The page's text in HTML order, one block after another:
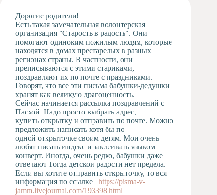
студия
Музыкальное
отделение
Психологическая
Служба
Тьюторская
служба
Дорогие родители!
Есть такая замечательная волонтерская
организация "Старость в радость". Они
помогают одиноким пожилым людям, которые
находятся в домах престарелых в разных
регионах страны. В частности, они
преписываются с этими стариками,
поздравляют их по почте с праздниками.
Говорят, что все эти письма бабушки-дедушки
хранят как великую драгоценность.
Сейчас начинается рассылка поздравлений с
Пасхой. Надо просто выбрать адрес,
купить открытку и отправить по почте. Можно
предложить написать хотя бы по
одной открыточке своим детям. Мои очень
любят писать индекс и заклеивать языком
конверт. Иногда, очень редко, бабушки даже
отвечают Тогда детской радости нет предела.
Если вы хотите отправить открыточку, то вся
информация по ссылке https://pisma-v-
jamm.livejournal.com/193398.html